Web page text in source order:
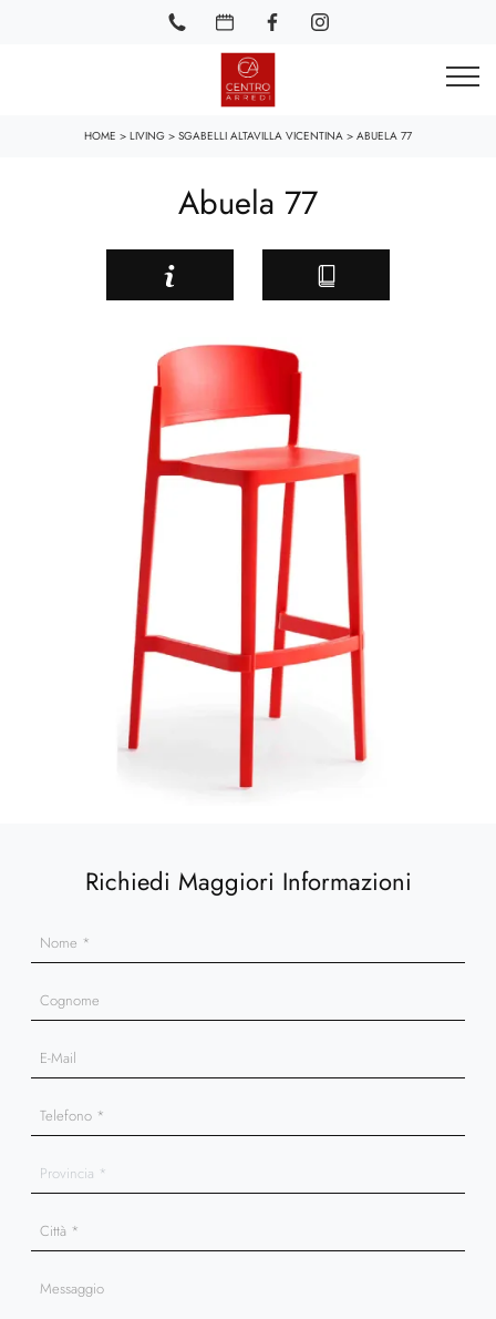
HOME > LIVING > SGABELLI ALTAVILLA VICENTINA > ABUELA 77
Abuela 77
Richiedi Maggiori Informazioni